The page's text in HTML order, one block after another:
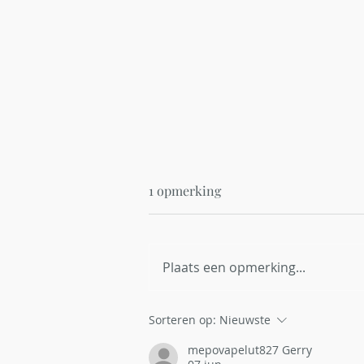
Red Bambi België breidt uit
thermische dronepiloten
1 opmerking
Plaats een opmerking...
Sorteren op: Nieuwste
mepovapelut827 Gerry